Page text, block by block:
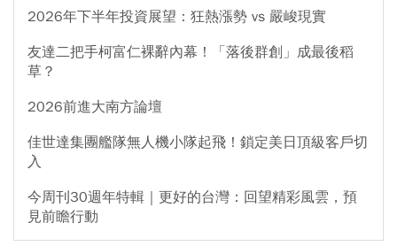
2026年下半年投資展望：狂熱漲勢 vs 嚴峻現實
友達二把手柯富仁裸辭內幕！「落後群創」成最後稻
草？
2026前進大南方論壇
佳世達集團艦隊無人機小隊起飛！鎖定美日頂級客戶切
入
今周刊30週年特輯｜更好的台灣：回望精彩風雲，預
見前瞻行動